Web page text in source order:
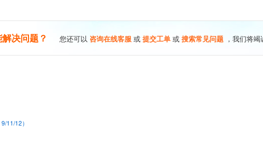
决问题？ 您还可以 咨询在线客服 或 提交工单 或 搜索常见问题 ，我们将竭
11/12）